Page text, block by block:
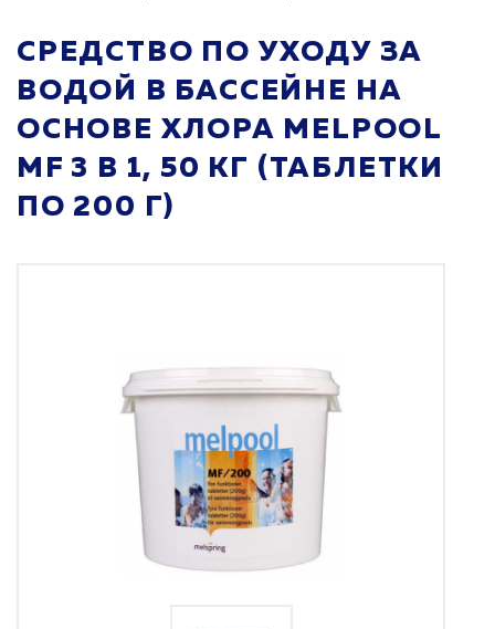
СРЕДСТВО ПО УХОДУ ЗА
ВОДОЙ В БАССЕЙНЕ НА
ОСНОВЕ ХЛОРА MELPOOL
MF 3 В 1, 50 КГ (ТАБЛЕТКИ
ПО 200 Г)